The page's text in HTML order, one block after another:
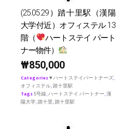
(25.05.29）踏十里駅（漢陽
大学付近）オフィステル 13
階（
ハートステイ パート
ナー物件）
₩850,000
Categories♥ ハートステイパートナーズ,
オフィステル,踏十里駅
Tags 5号線,ハートステイ パートナー,漢
陽大学,踏十里,踏十里駅